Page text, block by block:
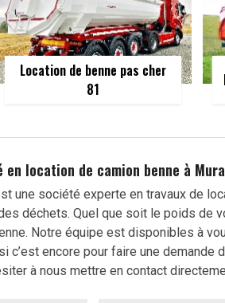
Location de benne pas cher
81
en location de camion benne à
une société experte en travaux de
déchets. Quel que soit le poids de
Notre équipe est disponibles à
c’est encore pour faire une demande
à nous mettre en contact